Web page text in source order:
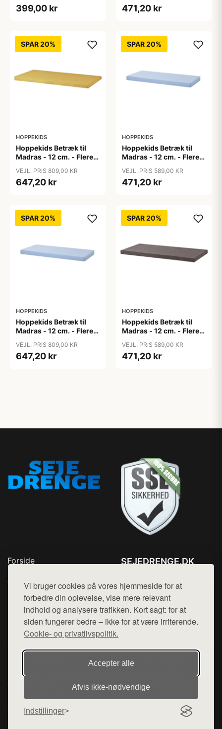
Vi bruger cookies på vores hjemmeside for at
forbedre din oplevelse, vise mere relevant
indhold og analysere trafikken. Kort sagt: for at
siden fungerer bedre – ikke for at være irriterende.
Cookie- og privatlivspolitik.
Accepter alle
Afvis ikke‑nødvendige
Indstillinger
399,00 kr 471,20 kr
SPAR 20%
HOPPEKIDS
Hoppekids Betræk til
Madras - 12 cm. - Flere
Yellow
VEJL. PRIS 809,00 KR
647,20 kr
SPAR 20%
HOPPEKIDS
Hoppekids Betræk til
Madras - 12 cm. - Flere
VEJL. PRIS 589,00 KR
471,20 kr
SPAR 20%
HOPPEKIDS
Hoppekids Betræk til
Madras - 12 cm. - Flere
VEJL. PRIS 809,00 KR
647,20 kr
SPAR 20%
HOPPEKIDS
Hoppekids Betræk til
Madras - 12 cm. - Flere
VEJL. PRIS 589,00 KR
471,20 kr
Forside
Top Rabatter
Kontakt
SEJEDRENGE.DK
Mail: hej@want.dk
Cookie- og privatlivspolitik
Denne side er en del af want.dk, der udgiver en række
hjemmesider med præsentation af forskellige produkter fra
diverse webshops. Der sælges ikke varer fra denne side - vi
henviser til de shops, som sælger varen. Vi har heller ikke
varerne på lager.